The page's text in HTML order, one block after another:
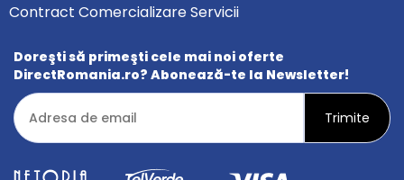
Contract Comercializare Servicii
Doreşti să primeşti cele mai noi oferte
DirectRomania.ro? Abonează-te la Newsletter!